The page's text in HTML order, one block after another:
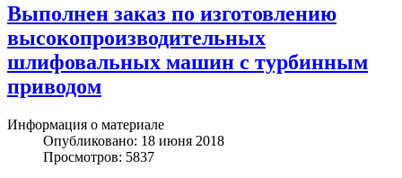
Выполнен заказ по изготовлению
высокопроизводительных
шлифовальных машин с турбинным
приводом
Информация о материале
Опубликовано: 18 июня 2018
Просмотров: 5837